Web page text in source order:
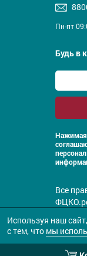
Пн-пт
Будь в
Нажимая
Все
Используя наш
с тем, что мы